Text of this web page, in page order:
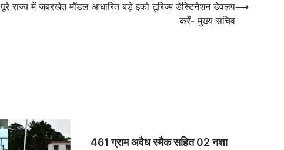
पूरे राज्य में जबरखेत मॉडल आधारित बड़े इको टूरिज्म डेस्टिनेशन डेवलप
करें- मुख्य सचिव
⟶
461 ग्राम अवैध स्मैक सहित 02 नशा